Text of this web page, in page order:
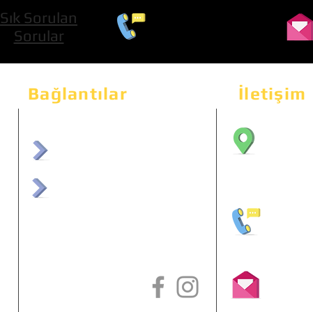
Sık Sorulan
Sorular
Bağlantılar İletişim